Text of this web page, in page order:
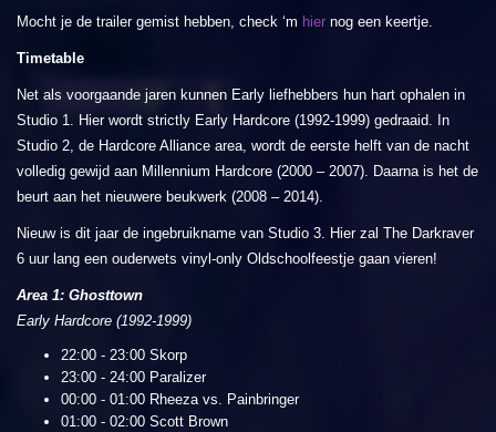
Mocht je de trailer gemist hebben, check ‘m hier nog een keertje.
Timetable
Net als voorgaande jaren kunnen Early liefhebbers hun hart ophalen in
Studio 1. Hier wordt strictly Early Hardcore (1992-1999) gedraaid. In
Studio 2, de Hardcore Alliance area, wordt de eerste helft van de nacht
volledig gewijd aan Millennium Hardcore (2000 – 2007). Daarna is het de
beurt aan het nieuwere beukwerk (2008 – 2014).
Nieuw is dit jaar de ingebruikname van Studio 3. Hier zal The Darkraver
6 uur lang een ouderwets vinyl-only Oldschoolfeestje gaan vieren!
Area 1: Ghosttown
Early Hardcore (1992-1999)
22:00 - 23:00 Skorp
23:00 - 24:00 Paralizer
00:00 - 01:00 Rheeza vs. Painbringer
01:00 - 02:00 Scott Brown